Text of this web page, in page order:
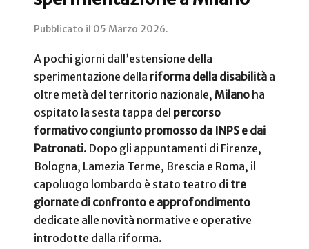
Pubblicato il 05 Marzo 2026.
A pochi giorni dall’estensione della
sperimentazione della riforma della disabilità a
oltre metà del territorio nazionale, Milano ha
ospitato la sesta tappa del percorso
formativo congiunto promosso da INPS e dai
Patronati. Dopo gli appuntamenti di Firenze,
Bologna, Lamezia Terme, Brescia e Roma, il
capoluogo lombardo è stato teatro di tre
giornate di confronto e approfondimento
dedicate alle novità normative e operative
introdotte dalla riforma.